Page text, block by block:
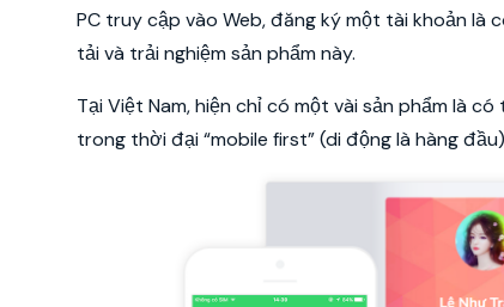
PC truy cập vào Web, đăng ký một tài khoản là
tải và trải nghiệm sản phẩm này.
Tại Việt Nam, hiện chỉ có một vài sản phẩm là
trong thời đại “mobile first” (di động là hàng